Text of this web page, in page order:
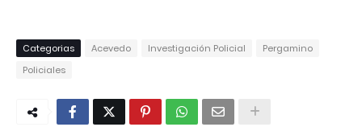
Categorias Acevedo Investigación Policial
Pergamino
Policiales